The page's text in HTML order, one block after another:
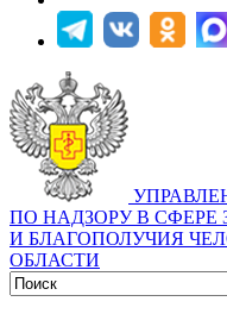
ПО НАДЗОРУ В СФЕРЕ
И БЛАГОПОЛУЧИЯ
ОБЛАСТИ